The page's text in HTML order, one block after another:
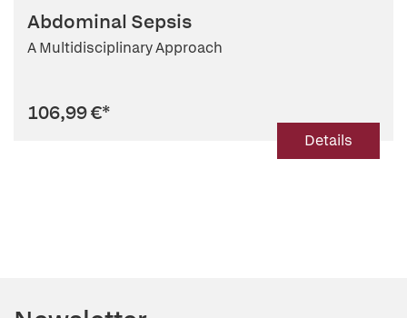
Abdominal Sepsis
A Multidisciplinary Approach
106,99 €*
Details